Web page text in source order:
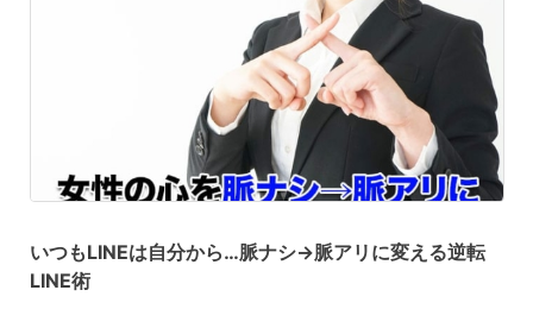
いつもLINEは自分から…脈ナシ→脈アリに変える逆転
LINE術